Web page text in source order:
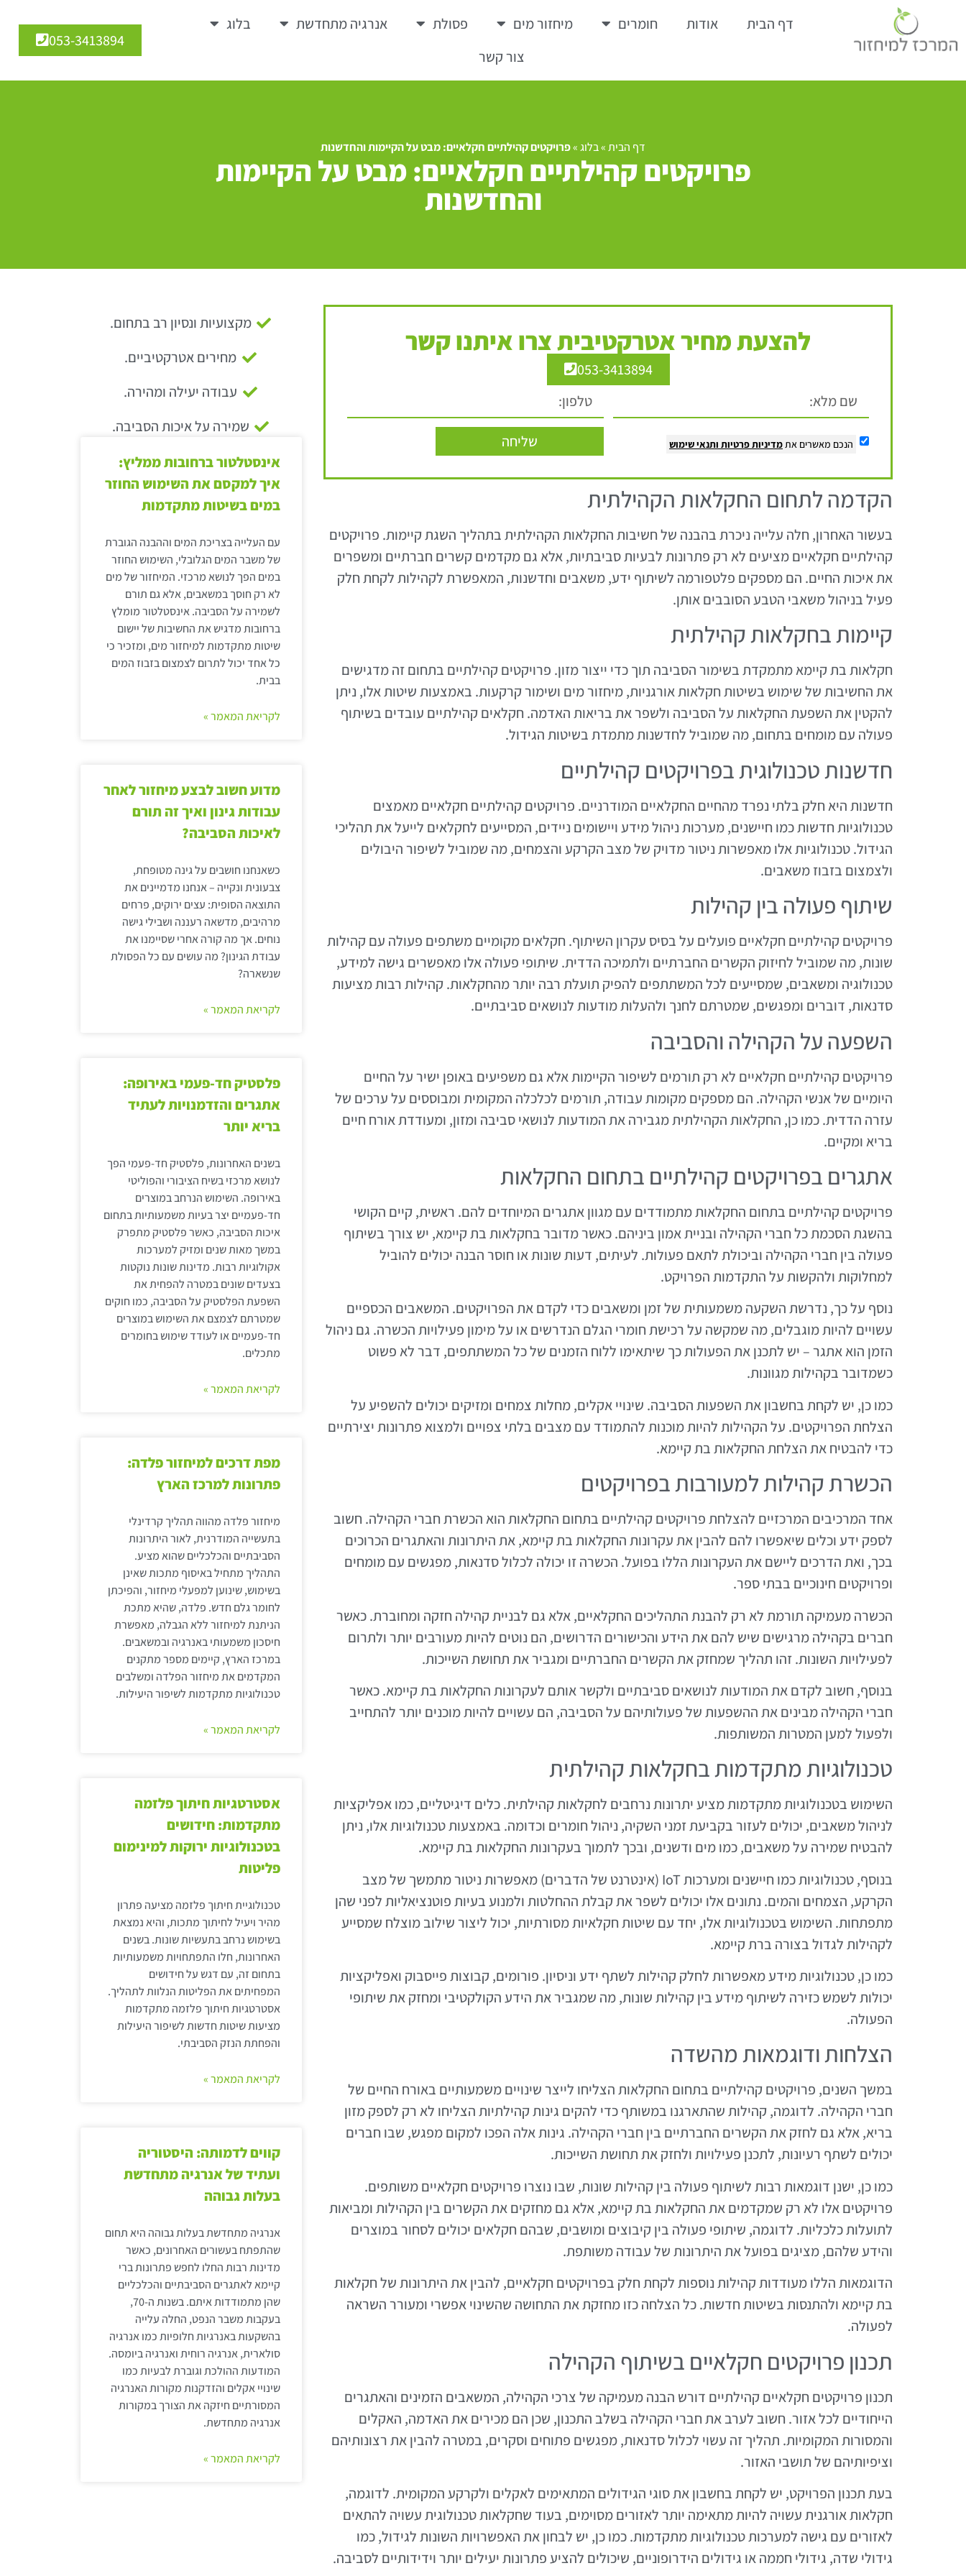
דף הבית אודות חומרים מיחזור מים פסולת אנרגיה מתחדשת
בלוג
צור קשר
053-3413894
דף הבית»בלוג»פרויקטים קהילתיים חקלאיים: מבט על הקיימות והחדשנות
פרויקטים קהילתיים חקלאיים: מבט על הקיימות
והחדשנות
להצעת מחיר אטרקטיבית צרו איתנו קשר
053-3413894
הנכם מאשרים אתמדיניות פרטיות ותנאי שימוש שליחה
הקדמה לתחום החקלאות הקהילתית
בעשור האחרון, חלה עלייה ניכרת בהבנה של חשיבות החקלאות הקהילתית בתהליך השגת קיימות. פרויקטים
קהילתיים חקלאיים מציעים לא רק פתרונות לבעיות סביבתיות, אלא גם מקדמים קשרים חברתיים ומשפרים
את איכות החיים. הם מספקים פלטפורמה לשיתוף ידע, משאבים וחדשנות, המאפשרת לקהילות לקחת חלק
פעיל בניהול משאבי הטבע הסובבים אותן.
קיימות בחקלאות קהילתית
חקלאות בת קיימא מתמקדת בשימור הסביבה תוך כדי ייצור מזון. פרויקטים קהילתיים בתחום זה מדגישים
את החשיבות של שימוש בשיטות חקלאות אורגניות, מיחזור מים ושימור קרקעות. באמצעות שיטות אלו, ניתן
להקטין את השפעת החקלאות על הסביבה ולשפר את בריאות האדמה. חקלאים קהילתיים עובדים בשיתוף
פעולה עם מומחים בתחום, מה שמוביל לחדשנות מתמדת בשיטות הגידול.
חדשנות טכנולוגית בפרויקטים קהילתיים
חדשנות היא חלק בלתי נפרד מהחיים החקלאיים המודרניים. פרויקטים קהילתיים חקלאיים מאמצים
טכנולוגיות חדשות כמו חיישנים, מערכות ניהול מידע ויישומים ניידים, המסייעים לחקלאים לייעל את תהליכי
הגידול. טכנולוגיות אלו מאפשרות ניטור מדויק של מצב הקרקע והצמחים, מה שמוביל לשיפור היבולים
ולצמצום בזבוז משאבים.
שיתוף פעולה בין קהילות
פרויקטים קהילתיים חקלאיים פועלים על בסיס עקרון השיתוף. חקלאים מקומיים משתפים פעולה עם קהילות
שונות, מה שמוביל לחיזוק הקשרים החברתיים ולתמיכה הדדית. שיתופי פעולה אלו מאפשרים גישה למידע,
טכנולוגיה ומשאבים, שמסייעים לכל המשתתפים להפיק תועלת רבה יותר מהחקלאות. קהילות רבות מציעות
סדנאות, דוברים ומפגשים, שמטרתם לחנך ולהעלות מודעות לנושאים סביבתיים.
השפעה על הקהילה והסביבה
פרויקטים קהילתיים חקלאיים לא רק תורמים לשיפור הקיימות אלא גם משפיעים באופן ישיר על החיים
היומיים של אנשי הקהילה. הם מספקים מקומות עבודה, תורמים לכלכלה המקומית ומבוססים על ערכים של
עזרה הדדית. כמו כן, החקלאות הקהילתית מגבירה את המודעות לנושאי סביבה ומזון, ומעודדת אורח חיים
בריא ומקיים.
אתגרים בפרויקטים קהילתיים בתחום החקלאות
פרויקטים קהילתיים בתחום החקלאות מתמודדים עם מגוון אתגרים המיוחדים להם. ראשית, קיים הקושי
בהשגת הסכמת כל חברי הקהילה ובניית אמון ביניהם. כאשר מדובר בחקלאות בת קיימא, יש צורך בשיתוף
פעולה בין חברי הקהילה וביכולת לתאם פעולות. לעיתים, דעות שונות או חוסר הבנה יכולים להוביל
למחלוקות ולהקשות על התקדמות הפרויקט.
נוסף על כך, נדרשת השקעה משמעותית של זמן ומשאבים כדי לקדם את הפרויקטים. המשאבים הכספיים
עשויים להיות מוגבלים, מה שמקשה על רכישת חומרי הגלם הנדרשים או על מימון פעילויות הכשרה. גם ניהול
הזמן הוא אתגר – יש לתכנן את הפעולות כך שיתאימו ללוח הזמנים של כל המשתתפים, דבר לא פשוט
כשמדובר בקהילות מגוונות.
כמו כן, יש לקחת בחשבון את השפעות הסביבה. שינויי אקלים, מחלות צמחים ומזיקים יכולים להשפיע על
הצלחת הפרויקטים. על הקהילות להיות מוכנות להתמודד עם מצבים בלתי צפויים ולמצוא פתרונות יצירתיים
כדי להבטיח את הצלחת החקלאות בת קיימא.
הכשרת קהילות למעורבות בפרויקטים
אחד המרכיבים המרכזיים להצלחת פרויקטים קהילתיים בתחום החקלאות הוא הכשרת חברי הקהילה. חשוב
לספק ידע וכלים שיאפשרו להם להבין את עקרונות החקלאות בת קיימא, את היתרונות והאתגרים הכרוכים
בכך, ואת הדרכים ליישם את העקרונות הללו בפועל. הכשרה זו יכולה לכלול סדנאות, מפגשים עם מומחים
ופרויקטים חינוכיים בבתי ספר.
הכשרה מעמיקה תורמת לא רק להבנת התהליכים החקלאיים, אלא גם לבניית קהילה חזקה ומחוברת. כאשר
חברים בקהילה מרגישים שיש להם את הידע והכישורים הדרושים, הם נוטים להיות מעורבים יותר ולתרום
לפעילויות השונות. זהו תהליך שמחזק את הקשרים החברתיים ומגביר את תחושת השייכות.
בנוסף, חשוב לקדם את המודעות לנושאים סביבתיים ולקשר אותם לעקרונות החקלאות בת קיימא. כאשר
חברי הקהילה מבינים את ההשפעות של פעולותיהם על הסביבה, הם עשויים להיות מוכנים יותר להתחייב
ולפעול למען המטרות המשותפות.
טכנולוגיות מתקדמות בחקלאות קהילתית
השימוש בטכנולוגיות מתקדמות מציע יתרונות נרחבים לחקלאות קהילתית. כלים דיגיטליים, כמו אפליקציות
לניהול משאבים, יכולים לעזור בקביעת זמני השקיה, ניהול חומרים וכדומה. באמצעות טכנולוגיות אלו, ניתן
להבטיח שמירה על משאבים, כמו מים ודשנים, ובכך לתמוך בעקרונות החקלאות בת קיימא.
בנוסף, טכנולוגיות כמו חיישנים ומערכות IoT (אינטרנט של הדברים) מאפשרות ניטור מתמשך של מצב
הקרקע, הצמחים והמים. נתונים אלו יכולים לשפר את קבלת ההחלטות ולמנוע בעיות פוטנציאליות לפני שהן
מתפתחות. השימוש בטכנולוגיות אלו, יחד עם שיטות חקלאיות מסורתיות, יכול ליצור שילוב מוצלח שמסייע
לקהילות לגדול בצורה ברת קיימא.
כמו כן, טכנולוגיות מידע מאפשרות לחלק קהילות לשתף ידע וניסיון. פורומים, קבוצות פייסבוק ואפליקציות
יכולות לשמש כזירה לשיתוף מידע בין קהילות שונות, מה שמגביר את הידע הקולקטיבי ומחזק את שיתופי
הפעולה.
הצלחות ודוגמאות מהשדה
במשך השנים, פרויקטים קהילתיים בתחום החקלאות הצליחו לייצר שינויים משמעותיים באורח החיים של
חברי הקהילה. לדוגמה, קהילות שהתארגנו במשותף כדי להקים גינות קהילתיות הצליחו לא רק לספק מזון
בריא, אלא גם לחזק את הקשרים החברתיים בין חברי הקהילה. גינות אלה הפכו למקום מפגש, שבו חברים
יכולים לשתף רעיונות, לתכנן פעילויות ולחזק את תחושת השייכות.
כמו כן, ישנן דוגמאות רבות לשיתוף פעולה בין קהילות שונות, שבו נוצרו פרויקטים חקלאיים משותפים.
פרויקטים אלו לא רק שמקדמים את החקלאות בת קיימא, אלא גם מחזקים את הקשרים בין הקהילות ומביאות
לתועלות כלכליות. לדוגמה, שיתופי פעולה בין קיבוצים ומושבים, שבהם חקלאים יכולים לסחור במוצרים
והידע שלהם, מציגים בפועל את היתרונות של עבודה משותפת.
הדוגמאות הללו מעודדות קהילות נוספות לקחת חלק בפרויקטים חקלאיים, להבין את היתרונות של חקלאות
בת קיימא ולהתנסות בשיטות חדשות. כל הצלחה כזו מחזקת את התחושה שהשינוי אפשרי ומעורר השראה
לפעולה.
תכנון פרויקטים חקלאיים בשיתוף הקהילה
תכנון פרויקטים חקלאיים קהילתיים דורש הבנה מעמיקה של צרכי הקהילה, המשאבים הזמינים והאתגרים
הייחודיים לכל אזור. חשוב לערב את חברי הקהילה בשלב התכנון, שכן הם מכירים את האדמה, האקלים
והמסורות המקומיות. תהליך זה עשוי לכלול סדנאות, מפגשים פתוחים וסקרים, במטרה להבין את רצונותיהם
וציפיותיהם של תושבי האזור.
בעת תכנון הפרויקט, יש לקחת בחשבון את סוגי הגידולים המתאימים לאקלים ולקרקע המקומית. לדוגמה,
חקלאות אורגנית עשויה להיות מתאימה יותר לאזורים מסוימים, בעוד שחקלאות טכנולוגית עשויה להתאים
לאזורים עם גישה למערכות טכנולוגיות מתקדמות. כמו כן, יש לבחון את האפשרויות השונות לגידול, כמו
גידולי שדה, גידולי חממה או גידולים הידרופוניים, שיכולים להציע פתרונות יעילים יותר וידידותיים לסביבה.
מקצועיות ונסיון רב בתחום.
מחירים אטרקטיביים.
עבודה יעילה ומהירה.
שמירה על איכות הסביבה.
אינסטלטור ברחובות ממליץ:
איך למקסם את השימוש החוזר
במים בשיטות מתקדמות
עם העלייה בצריכת המים וההבנה הגוברת
של משבר המים הגלובלי, השימוש החוזר
במים הפך לנושא מרכזי. המיחזור של מים
לא רק חוסך במשאבים, אלא גם תורם
לשמירה על הסביבה. אינסטלטור מומלץ
ברחובות מדגיש את החשיבות של יישום
שיטות מתקדמות למיחזור מים, ומזכיר כי
כל אחד יכול לתרום לצמצום בזבוז המים
בבית.
לקריאת המאמר »
מדוע חשוב לבצע מיחזור לאחר
עבודות גינון ואיך זה תורם
לאיכות הסביבה?
כשאנחנו חושבים על גינה מטופחת,
צבעונית ונקייה – אנחנו מדמיינים את
התוצאה הסופית: עצים ירוקים, פרחים
מרהיבים, מדשאה רעננה ושבילי גישה
נוחים. אך מה קורה אחרי שסיימנו את
עבודת הגינון? מה עושים עם כל הפסולת
שנשארה?
לקריאת המאמר »
פלסטיק חד-פעמי באירופה:
אתגרים והזדמנויות לעתיד
בריא יותר
בשנים האחרונות, פלסטיק חד-פעמי הפך
לנושא מרכזי בשיח הציבורי והפוליטי
באירופה. השימוש הנרחב במוצרים
חד-פעמיים יצר בעיות משמעותיות בתחום
איכות הסביבה, כאשר פלסטיק מתפרק
במשך מאות שנים ומזיק למערכות
אקולוגיות רבות. מדינות שונות נוקטות
בצעדים שונים במטרה להפחית את
השפעת הפלסטיק על הסביבה, כמו חוקים
שמטרתם לצמצם את השימוש במוצרים
חד-פעמיים או לעודד שימוש בחומרים
מתכלים.
לקריאת המאמר »
מפת דרכים למיחזור פלדה:
פתרונות למרכז הארץ
מיחזור פלדה מהווה תהליך קרדינלי
בתעשייה המודרנית, לאור היתרונות
הסביבתיים והכלכליים שהוא מציע.
התהליך מתחיל באיסוף מתכות שאינן
בשימוש, שינוען למפעלי מיחזור, והפיכתן
לחומר גלם חדש. פלדה, שהיא מתכת
הניתנת למיחזור ללא הגבלה, מאפשרת
חיסכון משמעותי באנרגיה ובמשאבים.
במרכז הארץ, קיימים מספר מתקנים
המקדמים את מיחזור הפלדה ומשלבים
טכנולוגיות מתקדמות לשיפור היעילות.
לקריאת המאמר »
אסטרטגיות חיתוך פלזמה
מתקדמות: חידושים
בטכנולוגיות ירוקות למינימום
פליטות
טכנולוגיית חיתוך פלזמה מציעה פתרון
מהיר ויעיל לחיתוך מתכות, והיא נמצאת
בשימוש נרחב בתעשיות שונות. בשנים
האחרונות, חלו התפתחויות משמעותיות
בתחום זה, עם דגש על חידושים
המפחיתים את הפליטות הנלוות לתהליך.
אסטרטגיות חיתוך פלזמה מתקדמות
מציעות שיטות חדשות לשיפור היעילות
והפחתת הנזק הסביבתי.
לקריאת המאמר »
קווים לדמותה: היסטוריה
ועתיד של אנרגיה מתחדשת
בעלות גבוהה
אנרגיה מתחדשת בעלות גבוהה היא תחום
שהתפתח בעשורים האחרונים, כאשר
מדינות רבות החלו לחפש פתרונות ברי
קיימא לאתגרים הסביבתיים והכלכליים
שהן מתמודדות איתם. בשנות ה-70,
בעקבות משבר הנפט, החלה עלייה
בהשקעות באנרגיות חלופיות כמו אנרגיה
סולארית, אנרגיה רוחית ואנרגיה ביומסה.
המודעות ההולכת וגוברת לבעיות כמו
שינויי אקלים והזדקנות מקורות האנרגיה
המסורתיים חיזקה את הצורך במקורות
אנרגיה מתחדשת.
לקריאת המאמר »